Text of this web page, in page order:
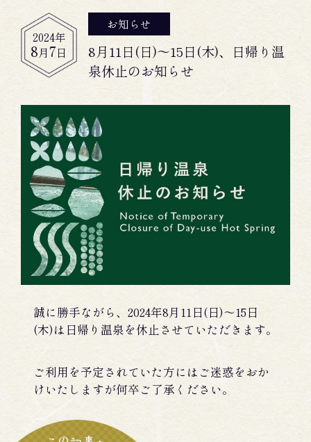
2024年
8月7日
お知らせ
8月11日(日)～15日(木)、日帰り温
泉休止のお知らせ
誠に勝手ながら、2024年8月11日(日)～15日
(木)は日帰り温泉を休止させていただきます。
ご利用を予定されていた方にはご迷惑をおか
けいたしますが何卒ご了承ください。